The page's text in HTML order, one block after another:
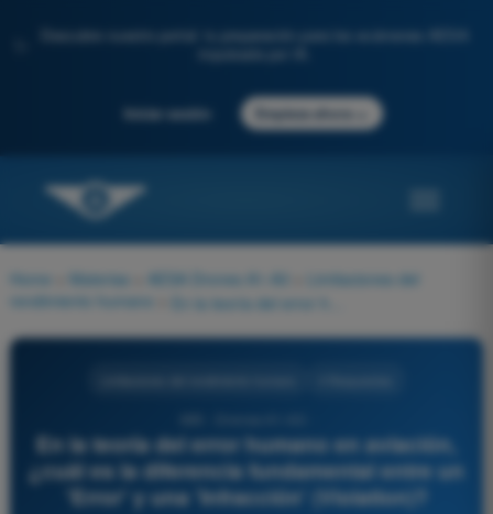
Descubre nuestro portal: tu preparación para los exámenes AESA
Iniciar sesión Empieza ahora
Home Materias AESA Drones A1-A3
Limitaciones del
rendimiento humano
En la teoría del error humano en aviación,
¿cuál es la diferencia fundamental entre un
'Error' y una 'Infracción' (Violation)?